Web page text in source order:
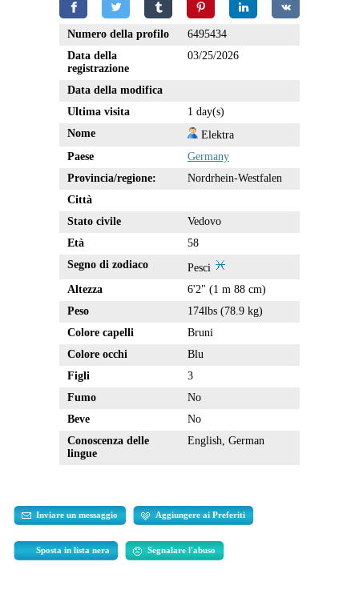
Numero della profilo
6495434
Data della
registrazione
03/25/2026
Data della modifica
Ultima visita
1 day(s)
Nome
Elektra
Paese
Germany
Provincia/regione:
Nordrhein-Westfalen
Città
Stato civile
Vedovo
Età
58
Segno di zodiaco
Pesci
Altezza
6'2" (1 m 88 cm)
Peso
174lbs (78.9 kg)
Colore capelli
Bruni
Colore occhi
Blu
Figli
3
Fumo
No
Beve
No
Conoscenza delle
lingue
English, German
Inviare un messaggio Aggiungere ai Preferiti
Sposta in lista nera Segnalare l'abuso